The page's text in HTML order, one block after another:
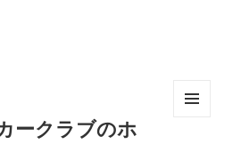
ークラブのホ